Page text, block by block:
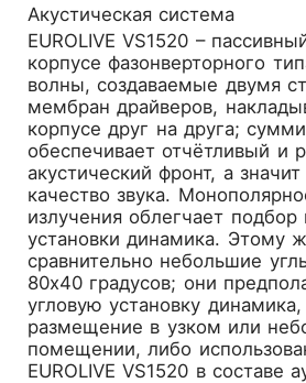
Акустическая система
EUROLIVE VS1520 –
корпусе фазонверторного
волны, создаваемые двумя
мембран драйверов,
корпусе друг на друга;
обеспечивает отчётливый и
акустический фронт, а
качество звука.
излучения облегчает подбор
установки динамика. Этому
сравнительно небольшие
80х40 градусов; они
угловую установку
размещение в узком или
помещении, либо
EUROLIVE VS1520 в составе